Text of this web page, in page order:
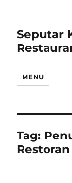
Seputar
MENU
Tag:
Restoran